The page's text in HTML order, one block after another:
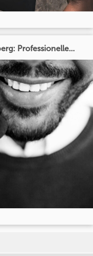
Professionelle...